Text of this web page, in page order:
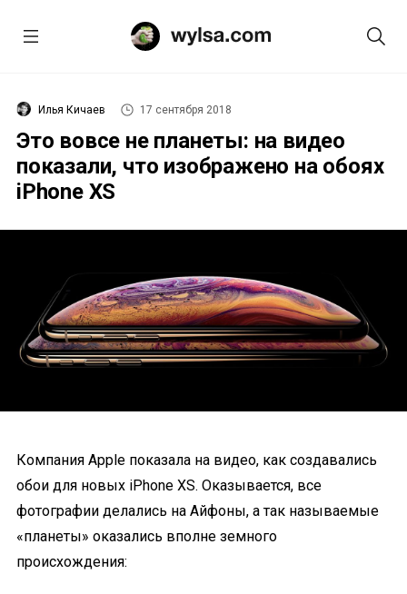
Илья Кичаев 17 сентября 2018
Это вовсе не планеты: на видео
показали, что изображено на обоях
iPhone XS
Компания Apple показала на видео, как создавались
обои для новых iPhone XS. Оказывается, все
фотографии делались на Айфоны, а так называемые
«планеты» оказались вполне земного
происхождения: